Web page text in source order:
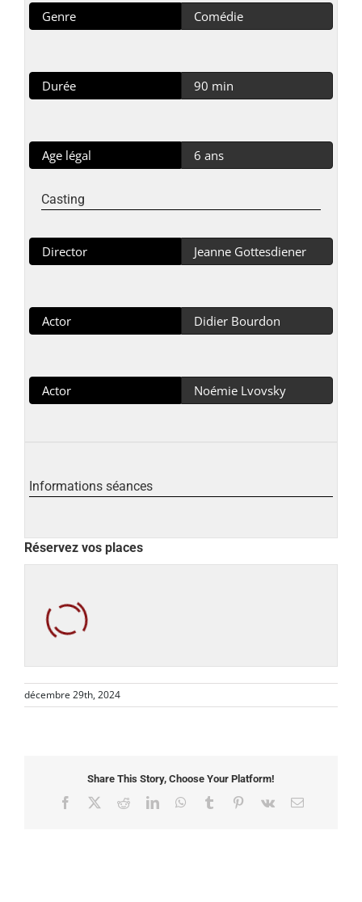
Genre Comédie
Durée 90 min
Age légal 6 ans
Casting
Director Jeanne Gottesdiener
Actor Didier Bourdon
Actor Noémie Lvovsky
Informations séances
Réservez vos places
décembre 29th, 2024
Share This Story, Choose Your Platform!
Facebook RedditLinkedInWhatsApp
Tumblr Pinterest
Vk Email